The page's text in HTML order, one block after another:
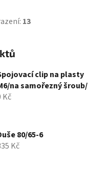
13
clip na plasty
na samořezný šroub/
Kč
80/65-6
Kč